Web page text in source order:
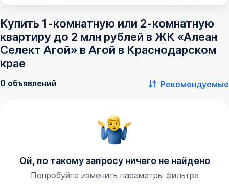
Купить 1-комнатную или 2-комнатную
квартиру до 2 млн рублей в ЖК «Алеан
Селект Агой» в Агой в Краснодарском
крае
0 объявлений Рекомендуемые
Ой, по такому запросу ничего не найдено
Попробуйте изменить параметры фильтра